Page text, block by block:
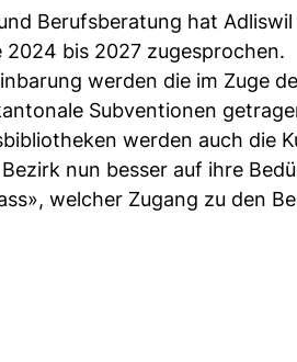
Berufsberatung hat
bis 2027 zugesprochen.
werden die im Zuge
Subventionen
werden auch die
nun besser auf ihre
welcher Zugang zu den